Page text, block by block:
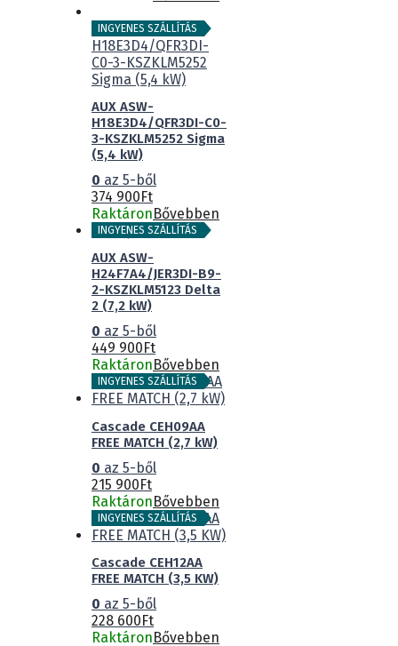
INGYENES SZÁLLÍTÁS
AUX ASW-
H18E3D4/QFR3DI-C0-
3-KSZKLM5252 Sigma
(5,4 kW)
0 az 5-ből
374 900Ft
RaktáronBővebben
INGYENES SZÁLLÍTÁS
AUX ASW-
H24F7A4/JER3DI-B9-
2-KSZKLM5123 Delta
2 (7,2 kW)
0 az 5-ből
449 900 Ft
Raktáron Bővebben
INGYENES SZÁLLÍTÁS
Cascade CEH09AA
FREE MATCH (2,7 kW)
0 az 5-ből
215 900Ft
RaktáronBővebben
INGYENES SZÁLLÍTÁS
Cascade CEH12AA
FREE MATCH (3,5 KW)
0 az 5-ből
228 600 Ft
Raktáron Bővebben